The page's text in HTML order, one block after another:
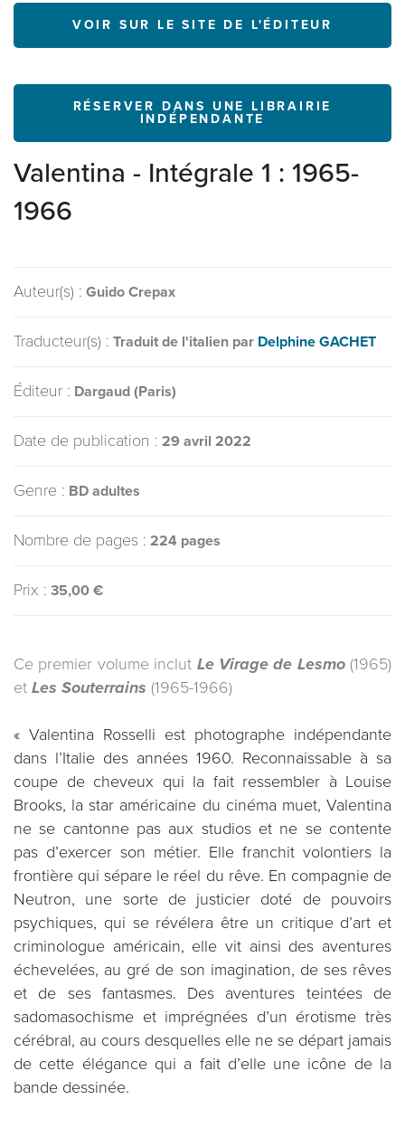
VOIR SUR LE SITE DE L'ÉDITEUR
RÉSERVER DANS UNE LIBRAIRIE
INDÉPENDANTE
Valentina - Intégrale 1 : 1965-
1966
Auteur(s) : Guido Crepax
Traducteur(s) : Traduit de l'italien par Delphine GACHET
Éditeur : Dargaud (Paris)
Date de publication : 29 avril 2022
Genre : BD adultes
Nombre de pages : 224 pages
Prix : 35,00 €
Ce premier volume inclut Le Virage de Lesmo(1965)
et Les Souterrains (1965-1966)
« Valentina Rosselli est photographe indépendante
dans l’Italie des années 1960. Reconnaissable à sa
coupe de cheveux qui la fait ressembler à Louise
Brooks, la star américaine du cinéma muet, Valentina
ne se cantonne pas aux studios et ne se contente
pas d’exercer son métier. Elle franchit volontiers la
frontière qui sépare le réel du rêve. En compagnie de
Neutron, une sorte de justicier doté de pouvoirs
psychiques, qui se révélera être un critique d’art et
criminologue américain, elle vit ainsi des aventures
échevelées, au gré de son imagination, de ses rêves
et de ses fantasmes. Des aventures teintées de
sadomasochisme et imprégnées d’un érotisme très
cérébral, au cours desquelles elle ne se départ jamais
de cette élégance qui a fait d’elle une icône de la
bande dessinée.